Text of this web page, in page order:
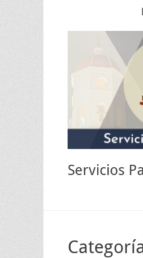
Servicios